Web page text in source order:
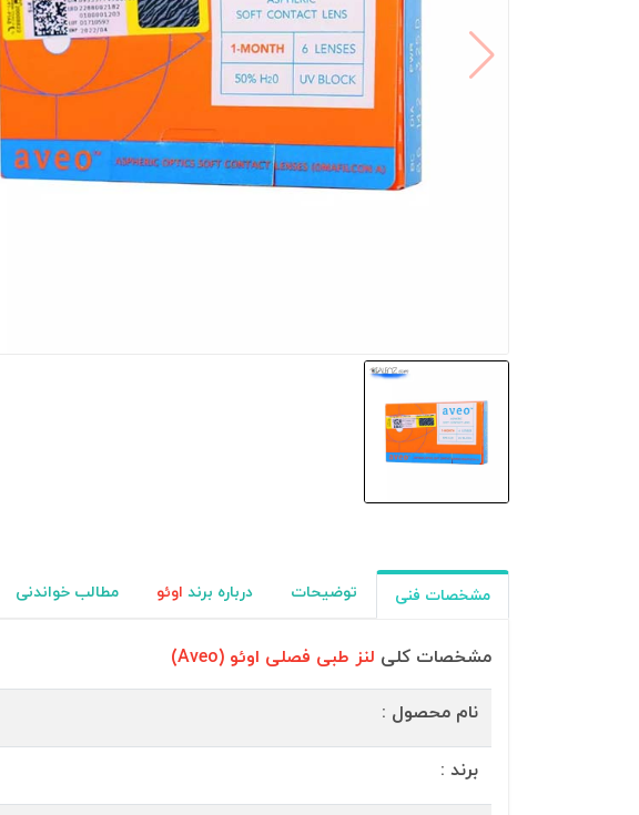
مشخصات فنی توضیحات درباره برند اوئو مطالب خواندنی
مشخصات کلی لنز طبی فصلی اوئو (Aveo)
نام محصول :
برند :